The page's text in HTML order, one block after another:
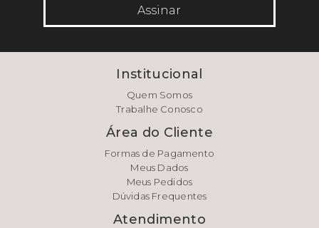
Assinar
Institucional
Quem Somos
Trabalhe Conosco
Área do Cliente
Formas de Pagamento
Meus Dados
Meus Pedidos
Dúvidas Frequentes
Atendimento